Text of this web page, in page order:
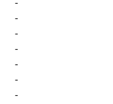
-
-
-
-
-
-
-